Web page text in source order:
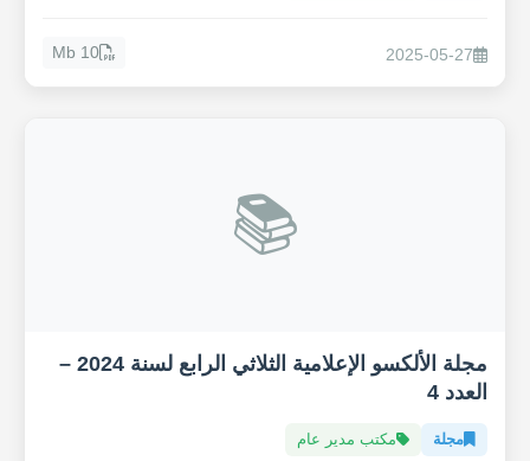
2025-05-27
10 Mb
📚
مجلة الألكسو الإعلامية الثلاثي الرابع لسنة 2024 –
العدد 4
مجلة مكتب مدير عام